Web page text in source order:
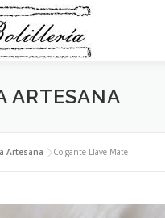
ABANICOS BEBÉS
PENDIENTES
LLAVEROS
ARTESANA
Artesana »Colgante Llave Mate